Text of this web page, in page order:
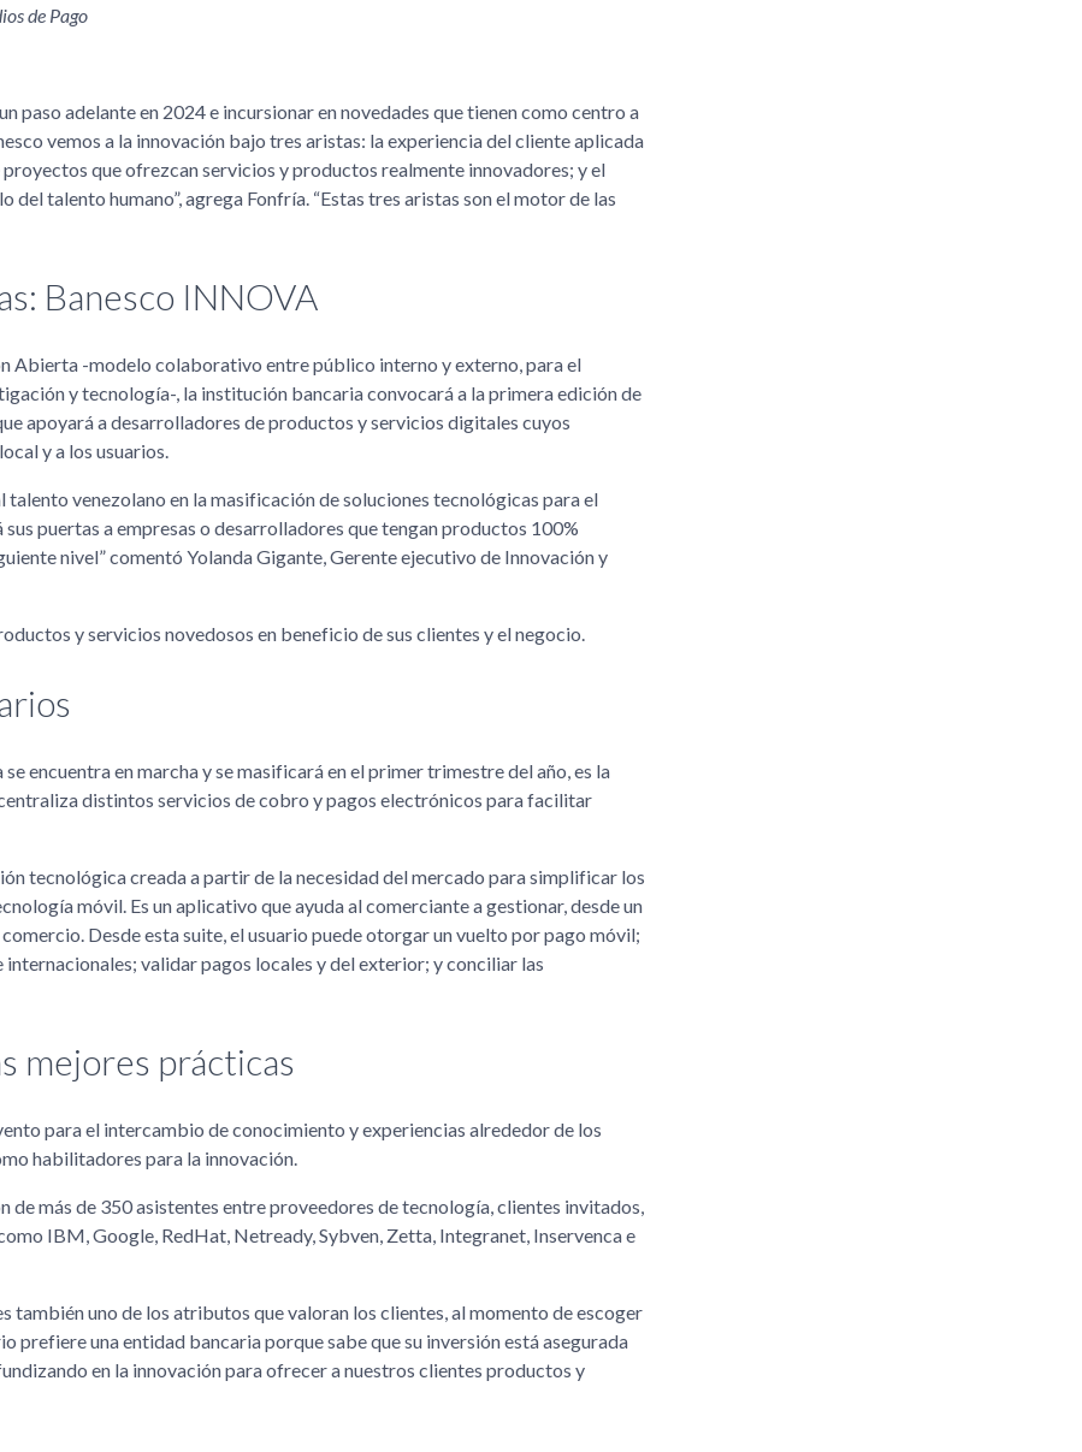
de Pago
paso adelante en 2024 e incursionar en novedades que tienen como centro a
vemos a la innovación bajo tres aristas: la experiencia del cliente aplicada
que ofrezcan servicios y productos realmente innovadores; y el
talento humano”, agrega Fonfría. “Estas tres aristas son el motor de las
Banesco INNOVA
Abierta -modelo colaborativo entre público interno y externo, para el
y tecnología-, la institución bancaria convocará a la primera edición de
apoyará a desarrolladores de productos y servicios digitales cuyos
y a los usuarios.
venezolano en la masificación de soluciones tecnológicas para el
puertas a empresas o desarrolladores que tengan productos 100%
nivel” comentó Yolanda Gigante, Gerente ejecutivo de Innovación y
y servicios novedosos en beneficio de sus clientes y el negocio.
encuentra en marcha y se masificará en el primer trimestre del año, es la
distintos servicios de cobro y pagos electrónicos para facilitar
tecnológica creada a partir de la necesidad del mercado para simplificar los
móvil. Es un aplicativo que ayuda al comerciante a gestionar, desde un
Desde esta suite, el usuario puede otorgar un vuelto por pago móvil;
validar pagos locales y del exterior; y conciliar las
mejores prácticas
para el intercambio de conocimiento y experiencias alrededor de los
habilitadores para la innovación.
de más de 350 asistentes entre proveedores de tecnología, clientes invitados,
IBM, Google, RedHat, Netready, Sybven, Zetta, Integranet, Inservenca e
también uno de los atributos que valoran los clientes, al momento de escoger
prefiere una entidad bancaria porque sabe que su inversión está asegurada
en la innovación para ofrecer a nuestros clientes productos y